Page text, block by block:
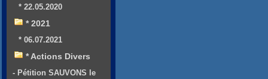
* 22.05.2020
* 2021
* 06.07.2021
* Actions Divers
- Pétition SAUVONS le